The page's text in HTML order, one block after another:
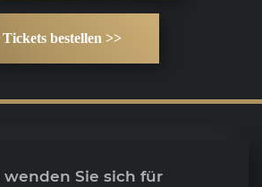
Tickets bestellen >>
wenden Sie sich für